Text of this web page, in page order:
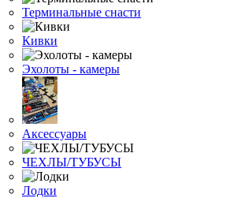
Терминальные снасти
Кивки
Эхолоты - камеры
Аксессуары
ЧЕХЛЫ/ТУБУСЫ
Лодки